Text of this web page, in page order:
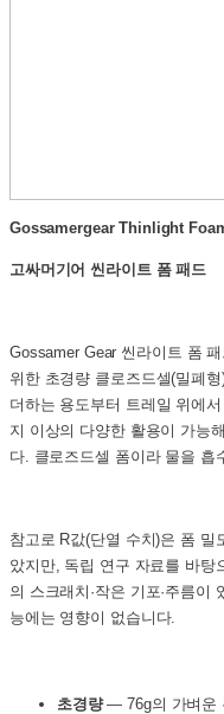
Gossamergear Thinlight
고싸머기어 씬라이트 폼 패드
Gossamer Gear 씬라이트 폼
위한 초경량 클로즈드셀(밀폐
더하는 용도부터 트레일 위에
지 이상의 다양한 활용이 가능
다. 클로즈드셀 폼이라 물을 흡
참고로 R값(단열 수치)은 폼
았지만, 독립 연구 자료를 바탕
의 스크래치·작은 기포·주름이
능에는 영향이 없습니다.
초경량— 76g의 가벼운